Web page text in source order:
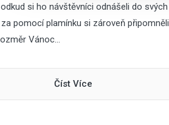
si ho návštěvníci odnášeli do svých
pomocí plamínku si zároveň připomněli
Vánoc...
Číst Více